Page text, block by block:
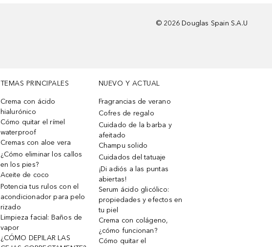
© 2026 Douglas Spain S.A.U
TEMAS PRINCIPALES
Crema con ácido
hialurónico
Cómo quitar el rímel
waterproof
Cremas con aloe vera
¿Cómo eliminar los callos
en los pies?
Aceite de coco
Potencia tus rulos con el
acondicionador para pelo
rizado
Limpieza facial: Baños de
vapor
¿CÓMO DEPILAR LAS
NUEVO Y ACTUAL
Fragrancias de verano
Cofres de regalo
Cuidado de la barba y
afeitado
Champu solido
Cuidados del tatuaje
¡Di adiós a las puntas
abiertas!
Serum ácido glicólico:
propiedades y efectos en
tu piel
Crema con colágeno,
¿cómo funcionan?
Cómo quitar el